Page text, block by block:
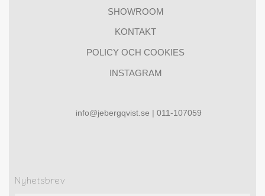
SHOWROOM
KONTAKT
POLICY OCH COOKIES
INSTAGRAM
info@jebergqvist.se | 011-107059
Nyhetsbrev